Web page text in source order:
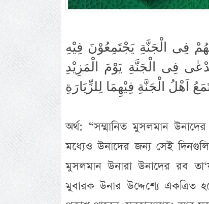
فِى الْجَنَّةِ يَجْتَمِعُوْنَ فِيْهِ
فِى الْجَنَّةِ يَوْمَ الْمَزِيْدِ
اَهْلُ الْجَنَّةِ فِيْهِمَا لِلزِّيَارَةِ
অর্থ: “সম্মানিত মুসলমান
মধ্যেও উনাদের জন্য সেই
মুসলমান উনারা উনাদের রব
মুবারক উনার উদ্দেশ্যে একত্রিত